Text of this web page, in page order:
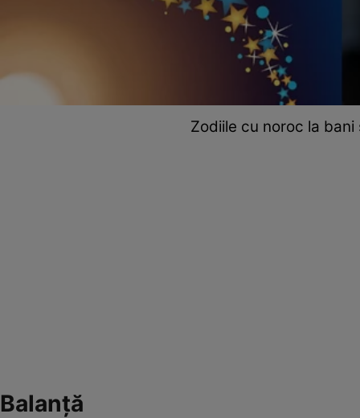
Zodiile cu noroc la
Balanță